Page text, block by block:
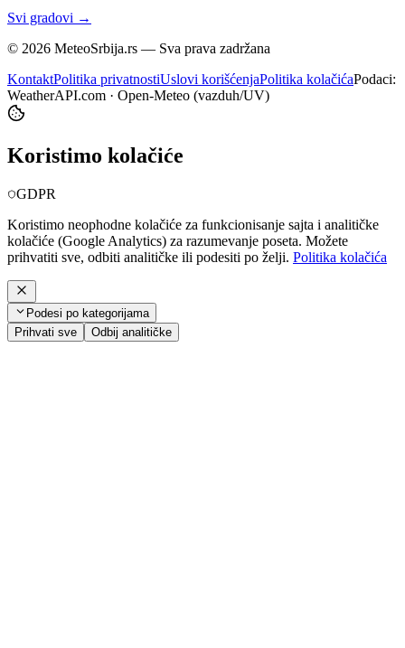
Svi gradovi →
© 2026 MeteoSrbija.rs — Sva prava zadržana
KontaktPolitika privatnostiUslovi korišćenjaPolitika kolačićaPodaci:
WeatherAPI.com · Open-Meteo (vazduh/UV)
Koristimo kolačiće
GDPR
Koristimo neophodne kolačiće za funkcionisanje sajta i analitičke
kolačiće (Google Analytics) za razumevanje poseta. Možete
prihvatiti sve, odbiti analitičke ili podesiti po želji. Politika kolačića
Podesi po kategorijama
Prihvati sve
Odbij analitičke